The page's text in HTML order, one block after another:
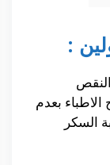
:
بعدم
السكر